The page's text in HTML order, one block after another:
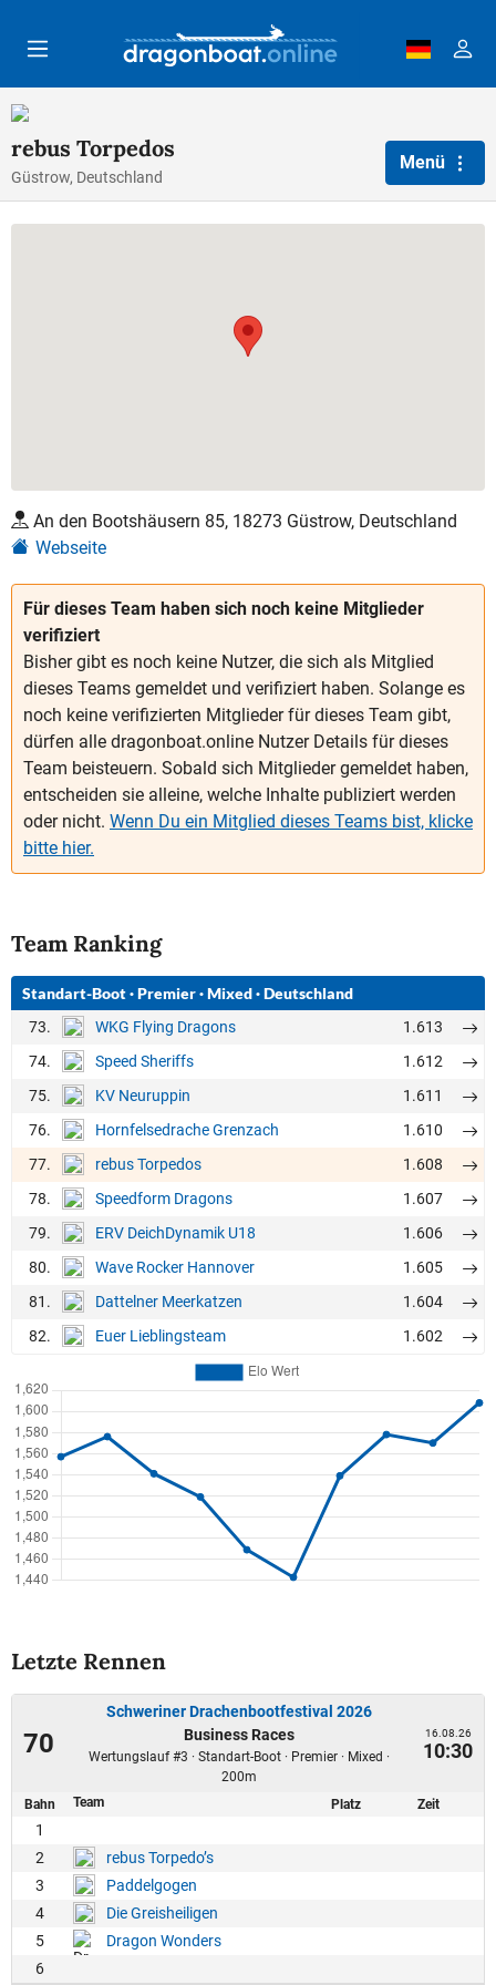
rebus Torpedos
Güstrow, Deutschland
Menü
Für dieses Team haben sich noch keine Mitglieder
verifiziert
Bisher gibt es noch keine Nutzer, die sich als Mitglied
dieses Teams gemeldet und verifiziert haben. Solange es
noch keine verifizierten Mitglieder für dieses Team gibt,
dürfen alle dragonboat.online Nutzer Details für dieses
Team beisteuern. Sobald sich Mitglieder gemeldet haben,
entscheiden sie alleine, welche Inhalte publiziert werden
oder nicht. Wenn Du ein Mitglied dieses Teams bist, klicke
bitte hier.
Team Ranking
Standart-Boot·Premier·Mixed·Deutschland
73. WKG Flying Dragons
1.613
74.
Speed Sheriffs
1.612
75.
KV Neuruppin
1.611
76.
Hornfelsedrache Grenzach
1.610
77.
rebus Torpedos
1.608
78.
Speedform Dragons
1.607
79.
ERV DeichDynamik U18
1.606
80.
Wave Rocker Hannover
1.605
81.
Dattelner Meerkatzen
1.604
82.
Euer Lieblingsteam 1.602
Letzte Rennen
70
Schweriner Drachenbootfestival 2026
Business Races
Wertungslauf #3 · Standart-Boot · Premier · Mixed ·
200m
16.08.26
10:30
Bahn Team Platz Zeit
1
2
rebus Torpedo’s
3
Paddelgogen
4
Die Greisheiligen
5
Dragon Wonders
6
An den Bootshäusern 85, 18273 Güstrow, Deutschland
Webseite